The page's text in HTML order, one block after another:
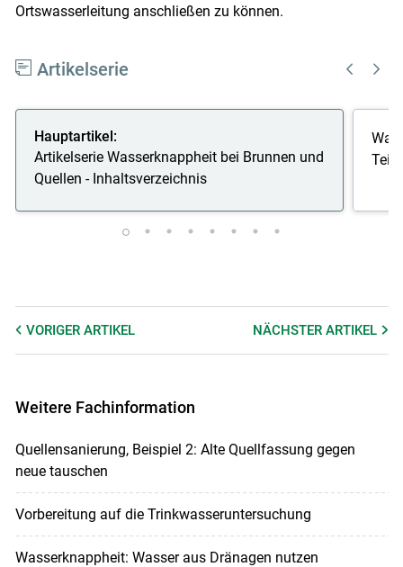
Ortswasserleitung anschließen zu können.
Artikelserie
Hauptartikel:
Artikelserie Wasserknappheit bei Brunnen und
Quellen - Inhaltsverzeichnis
Teil
VORIGER ARTIKEL NÄCHSTERARTIKEL
Weitere Fachinformation
Quellensanierung, Beispiel 2: Alte Quellfassung gegen
neue tauschen
Vorbereitung auf die Trinkwasseruntersuchung
Wasserknappheit: Wasser aus Dränagen nutzen